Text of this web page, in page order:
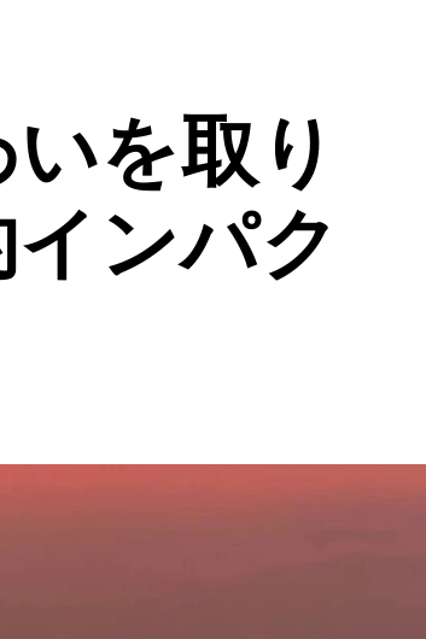
を取り
ンパク